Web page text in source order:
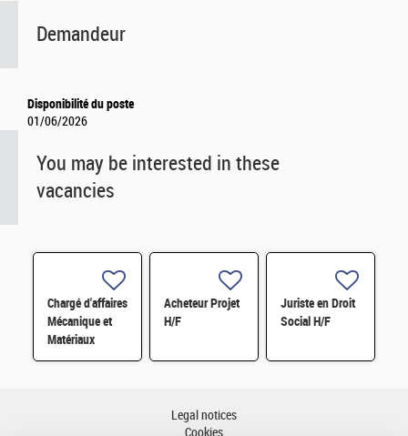
Demandeur
Disponibilité du poste
01/06/2026
You may be interested in these
vacancies
Chargé d'affaires
Mécanique et
Matériaux
Acheteur Projet
H/F
Juriste en Droit
Social H/F
Legal notices
Cookies